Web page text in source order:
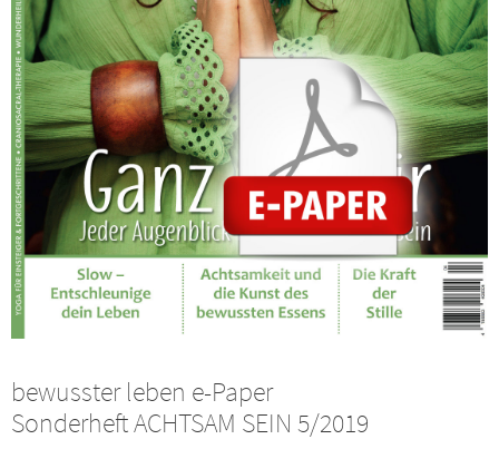
bewusster leben e-Paper
Sonderheft ACHTSAM SEIN 5/2019